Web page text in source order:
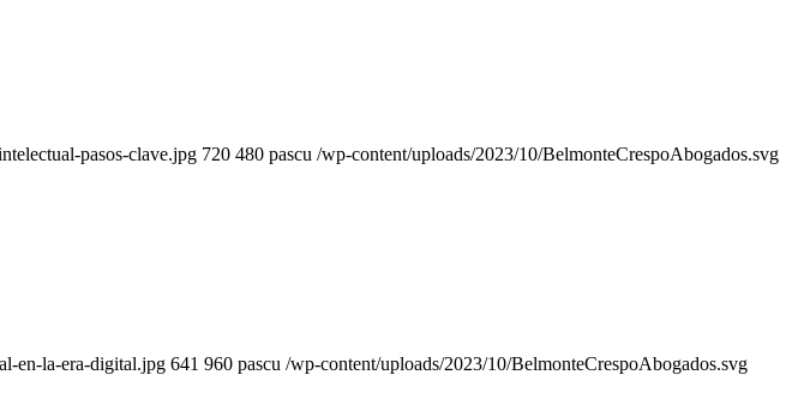
pasos-clave.jpg 720 480 pascu /wp-content/uploads/2023/10/BelmonteCrespoAbogados.svg
en-la-era-digital.jpg 641 960 pascu /wp-content/uploads/2023/10/BelmonteCrespoAbogados.svg